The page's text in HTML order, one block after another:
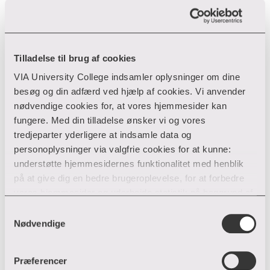
Tilladelse til brug af cookies
VIA University College indsamler oplysninger om dine
besøg og din adfærd ved hjælp af cookies. Vi anvender
nødvendige cookies for, at vores hjemmesider kan
fungere. Med din tilladelse ønsker vi og vores
tredjeparter yderligere at indsamle data og
personoplysninger via valgfrie cookies for at kunne:
understøtte hjemmesidernes funktionalitet med henblik
på at give dig en bedre brugeroplevelse, for at forbedre
hjemmesider og sociale netværk.
Du kan til enhver tid til- og fravælge cookies eller trække
din tilladelse tilbage ved trykke på ”Cookie banner”
Nødvendige
Præferencer